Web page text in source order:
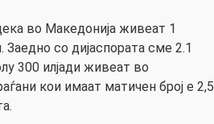
во Македонија живеат 1
Заедно со дијаспората сме 2.1
300 илјади живеат во
кои имаат матичен број е 2,5